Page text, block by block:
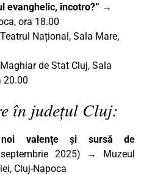
evanghelic, încotro?” →
ora 18.00
Național, Sala Mare,
de Stat Cluj, Sala
20.00
în județul Cluj:
valenţe şi sursă de
2025) → Muzeul
Cluj-Napoca